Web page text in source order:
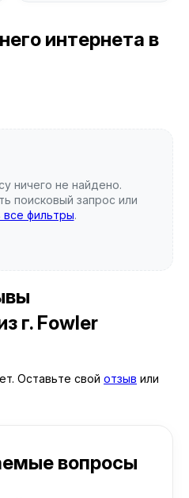
интернета в
ничего не найдено.
поисковый запрос или
все фильтры.
г. Fowler
Оставьте свой отзыв или
вопросы